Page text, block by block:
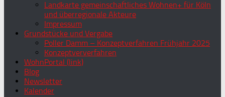
Landkarte gemeinschaftliches Wohnen+ für Köln
und überregionale Akteure
Impressum
Grundstücke und Vergabe
Poller Damm – Konzeptverfahren Frühjahr 2025
Konzeptververfahren
WohnPortal (link)
Blog
Newsletter
Kalender